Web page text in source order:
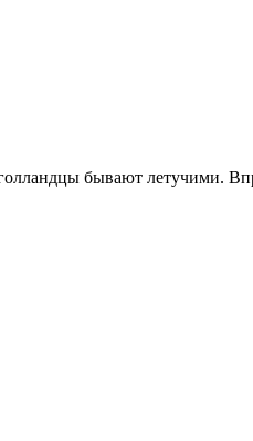
бывают летучими.